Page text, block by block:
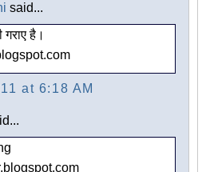
said...
है।
at 6:18 AM